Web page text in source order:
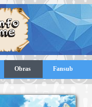
Obras Fansub